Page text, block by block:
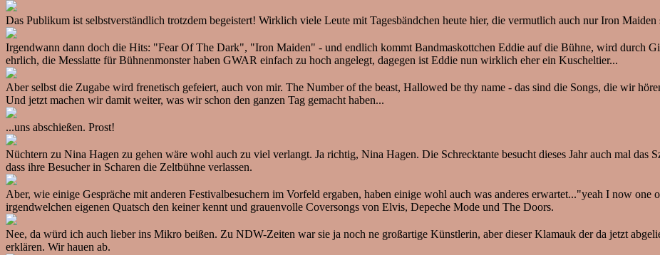
Das Publikum ist selbstverständlich trotzdem begeistert! Wirklich viele Leute mit Tagesbändchen heute hier, die vermutlich auch nur Iron Maiden
Irgendwann dann doch die Hits: "Fear Of The Dark", "Iron Maiden" - und endlich kommt Bandmaskottchen Eddie auf die Bühne, wird durch
ehrlich, die Messlatte für Bühnenmonster haben GWAR einfach zu hoch angelegt, dagegen ist Eddie nun wirklich eher ein Kuscheltier...
Aber selbst die Zugabe wird frenetisch gefeiert, auch von mir. The Number of the beast, Hallowed be thy name - das sind die Songs, die wir
Und jetzt machen wir damit weiter, was wir schon den ganzen Tag gemacht haben...
...uns abschießen. Prost!
Nüchtern zu Nina Hagen zu gehen wäre wohl auch zu viel verlangt. Ja richtig, Nina Hagen. Die Schrecktante besucht dieses Jahr auch mal das
dass ihre Besucher in Scharen die Zeltbühne verlassen.
Aber, wie einige Gespräche mit anderen Festivalbesuchern im Vorfeld ergaben, haben einige wohl auch was anderes erwartet..."yeah I now one
irgendwelchen eigenen Quatsch den keiner kennt und grauenvolle Coversongs von Elvis, Depeche Mode und The Doors.
Nee, da würd ich auch lieber ins Mikro beißen. Zu NDW-Zeiten war sie ja noch ne großartige Künstlerin, aber dieser Klamauk der da jetzt
erklären. Wir hauen ab.